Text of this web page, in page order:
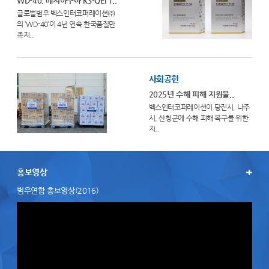
글로벌범우 벡스인터코퍼레이션㈜
의 ‘WD-40’이 4년 연속 한국품질만
족지..
사회공헌
2025년 수해 피해 지원물..
벡스인터코퍼레이션이 당진시, 나주
시, 산청군에 수해 피해 복구를 위한
지..
홍보영상
범우연합 홍보영상(2016)